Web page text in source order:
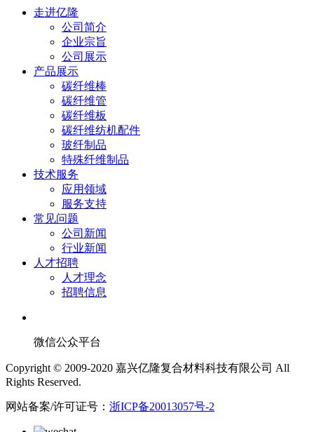
走进亿隆
公司简介
企业宗旨
公司展示
产品展示
碳纤维棒
碳纤维管
碳纤维板
碳纤维纺机配件
玻纤制品
特殊纤维制品
技术服务
应用领域
服务支持
常见问题
公司新闻
行业新闻
人才招聘
人才理念
招聘信息
微信公众平台
Copyright © 2009-2020 嘉兴亿隆复合材料科技有限公司 All
Rights Reserved.
网站备案/许可证号： 浙ICP备20013057号-2